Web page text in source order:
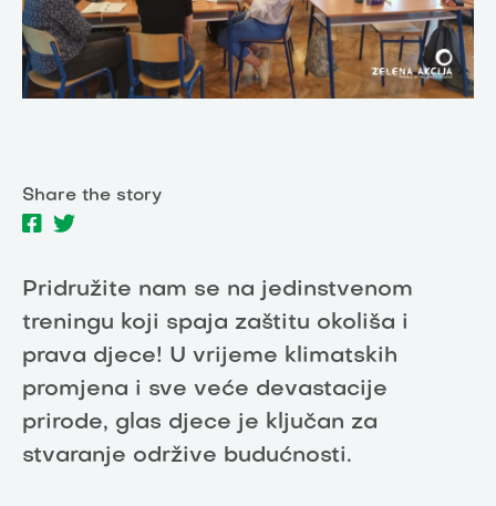
Share the story
Pridružite nam se na jedinstvenom
treningu koji spaja zaštitu okoliša i
prava djece! U vrijeme klimatskih
promjena i sve veće devastacije
prirode, glas djece je ključan za
stvaranje održive budućnosti.